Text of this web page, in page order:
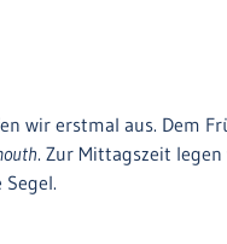
wir erstmal aus. Dem
. Zur Mittagszeit